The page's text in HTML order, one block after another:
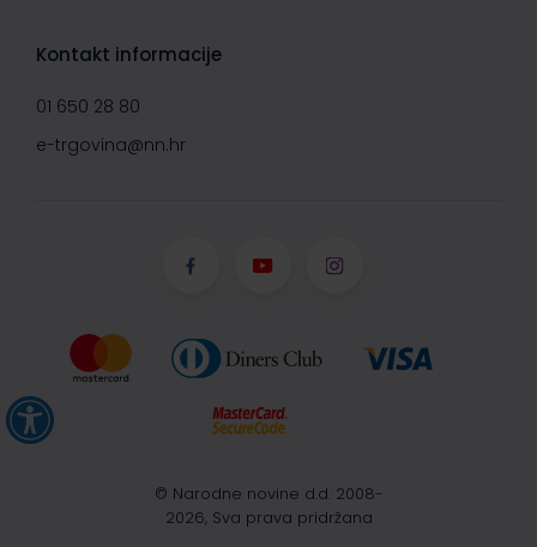
Kontakt informacije
01 650 28 80
e-trgovina@nn.hr
© Narodne novine d.d. 2008-
2026, Sva prava pridržana